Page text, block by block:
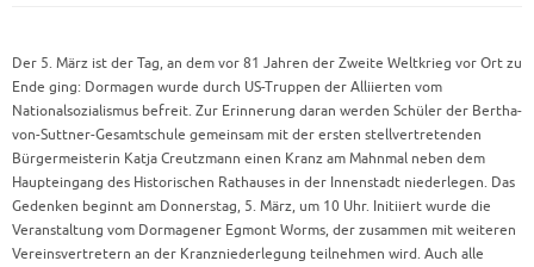
Der 5. März ist der Tag, an dem vor 81 Jahren der Zweite Weltkrieg vor Ort zu
Ende ging: Dormagen wurde durch US-Truppen der Alliierten vom
Nationalsozialismus befreit. Zur Erinnerung daran werden Schüler der Bertha-
von-Suttner-Gesamtschule gemeinsam mit der ersten stellvertretenden
Bürgermeisterin Katja Creutzmann einen Kranz am Mahnmal neben dem
Haupteingang des Historischen Rathauses in der Innenstadt niederlegen. Das
Gedenken beginnt am Donnerstag, 5. März, um 10 Uhr. Initiiert wurde die
Veranstaltung vom Dormagener Egmont Worms, der zusammen mit weiteren
Vereinsvertretern an der Kranzniederlegung teilnehmen wird. Auch alle